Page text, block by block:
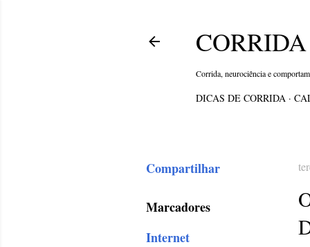
Corrida, neurociência e
DICAS DE CORRIDA
Compartilhar
Marcadores
Internet